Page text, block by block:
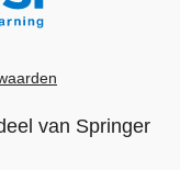
van Springer